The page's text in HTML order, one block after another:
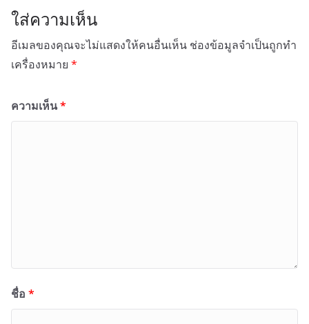
ใส่ความเห็น
อีเมลของคุณจะไม่แสดงให้คนอื่นเห็น ช่องข้อมูลจำเป็นถูกทำ
เครื่องหมาย *
ความเห็น*
ชื่อ *